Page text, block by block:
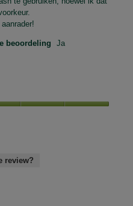
beoordeling Ja
review?